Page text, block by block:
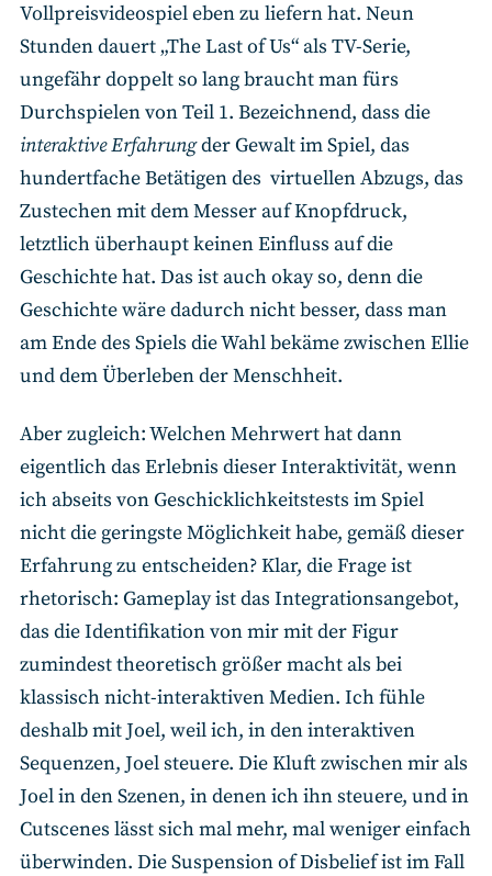
Vollpreisvideospiel eben zu liefern hat. Neun
Stunden dauert „The Last of Us“ als TV-Serie,
ungefähr doppelt so lang braucht man fürs
Durchspielen von Teil 1. Bezeichnend, dass die
interaktive Erfahrungder Gewalt im Spiel, das
hundertfache Betätigen des virtuellen Abzugs, das
Zustechen mit dem Messer auf Knopfdruck,
letztlich überhaupt keinen Einfluss auf die
Geschichte hat. Das ist auch okay so, denn die
Geschichte wäre dadurch nicht besser, dass man
am Ende des Spiels die Wahl bekäme zwischen Ellie
und dem Überleben der Menschheit.
Aber zugleich: Welchen Mehrwert hat dann
eigentlich das Erlebnis dieser Interaktivität, wenn
ich abseits von Geschicklichkeitstests im Spiel
nicht die geringste Möglichkeit habe, gemäß dieser
Erfahrung zu entscheiden? Klar, die Frage ist
rhetorisch: Gameplay ist das Integrationsangebot,
das die Identifikation von mir mit der Figur
zumindest theoretisch größer macht als bei
klassisch nicht-interaktiven Medien. Ich fühle
deshalb mit Joel, weil ich, in den interaktiven
Sequenzen, Joel steuere. Die Kluft zwischen mir als
Joel in den Szenen, in denen ich ihn steuere, und in
Cutscenes lässt sich mal mehr, mal weniger einfach
überwinden. Die Suspension of Disbelief ist im Fall